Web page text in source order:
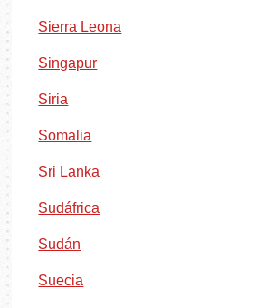
Sierra Leona
Singapur
Siria
Somalia
Sri Lanka
Sudáfrica
Sudán
Suecia